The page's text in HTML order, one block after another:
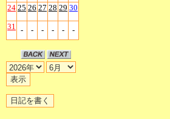
24 25 26 27 28 29 30
31 - - - - - -